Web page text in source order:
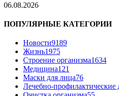
06.08.2026
ПОПУЛЯРНЫЕ КАТЕГОРИИ
Новости9189
Жизнь1975
Строение организма1634
Медицина121
Маски для лица76
Лечебно-профилактические